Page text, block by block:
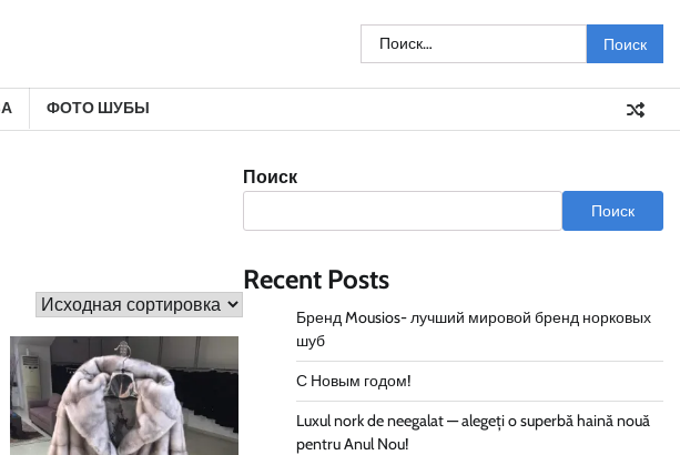
Оформление
Фото
Найти:
ФОТО ШУБЫ
Поиск
Поиск
Recent Posts
Бренд Mousios- лучший мировой бренд норковых
шуб
С Новым годом!
Luxul nork de neegalat — alegeți o superbă haină nouă
pentru Anul Nou!